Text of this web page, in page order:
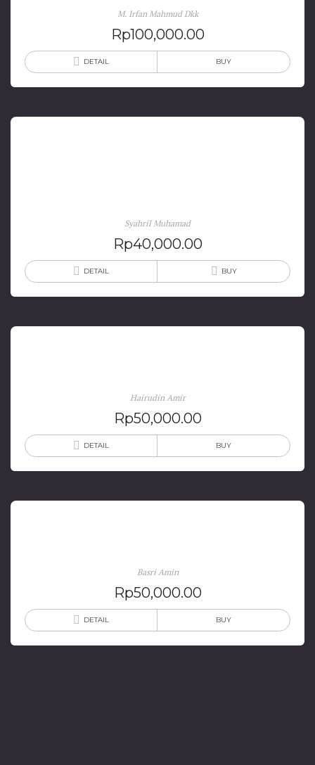
M. Irfan Mahmud Dkk
Rp100,000.00
DETAIL BUY
Syahril Muhamad
Rp40,000.00
DETAIL BUY
Hairudin Amir
Rp50,000.00
DETAIL BUY
Basri Amin
Rp50,000.00
DETAIL BUY